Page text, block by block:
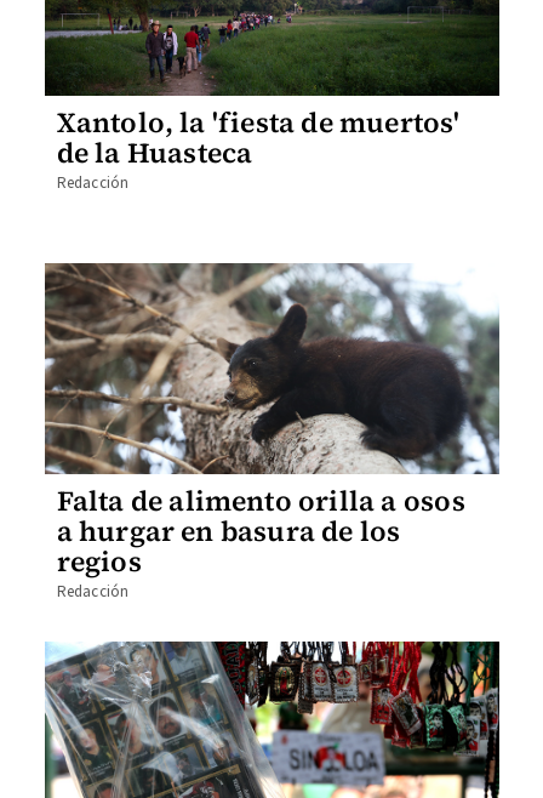
Xantolo, la 'fiesta de muertos'
de la Huasteca
Redacción
Falta de alimento orilla a osos
a hurgar en basura de los
regios
Redacción